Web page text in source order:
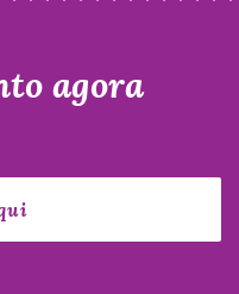
agora